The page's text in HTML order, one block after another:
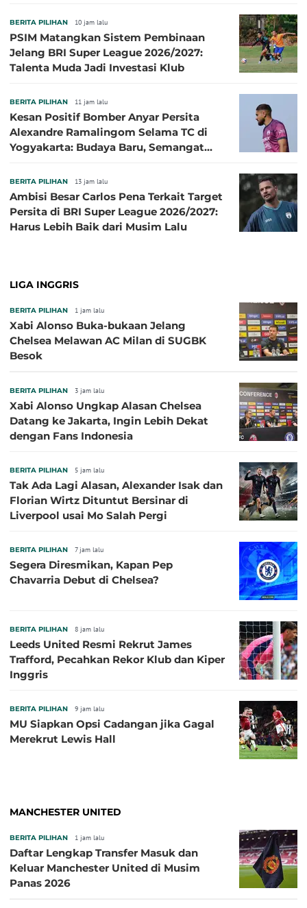
BERITA PILIHAN 10 jam lalu
PSIM Matangkan Sistem Pembinaan
Jelang BRI Super League 2026/2027:
Talenta Muda Jadi Investasi Klub
BERITA PILIHAN 11 jam lalu
Kesan Positif Bomber Anyar Persita
Alexandre Ramalingom Selama TC di
Yogyakarta: Budaya Baru, Semangat
BERITA PILIHAN 13 jam lalu
Ambisi Besar Carlos Pena Terkait Target
Persita di BRI Super League 2026/2027:
Harus Lebih Baik dari Musim Lalu
LIGA INGGRIS
BERITA PILIHAN 1 jam lalu
Xabi Alonso Buka-bukaan Jelang
Chelsea Melawan AC Milan di SUGBK
Besok
BERITA PILIHAN 3 jam lalu
Xabi Alonso Ungkap Alasan Chelsea
Datang ke Jakarta, Ingin Lebih Dekat
dengan Fans Indonesia
BERITA PILIHAN 5 jam lalu
Tak Ada Lagi Alasan, Alexander Isak dan
Florian Wirtz Dituntut Bersinar di
Liverpool usai Mo Salah Pergi
BERITA PILIHAN 7 jam lalu
Segera Diresmikan, Kapan Pep
Chavarria Debut di Chelsea?
BERITA PILIHAN 8 jam lalu
Leeds United Resmi Rekrut James
Trafford, Pecahkan Rekor Klub dan Kiper
Inggris
BERITA PILIHAN 9 jam lalu
MU Siapkan Opsi Cadangan jika Gagal
Merekrut Lewis Hall
MANCHESTER UNITED
BERITA PILIHAN 1 jam lalu
Daftar Lengkap Transfer Masuk dan
Keluar Manchester United di Musim
Panas 2026